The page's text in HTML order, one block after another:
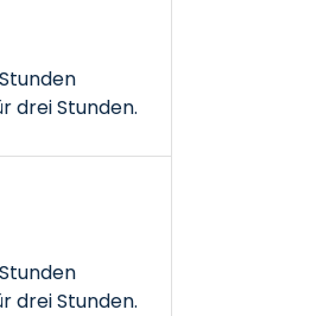
drei Stunden.
drei Stunden.